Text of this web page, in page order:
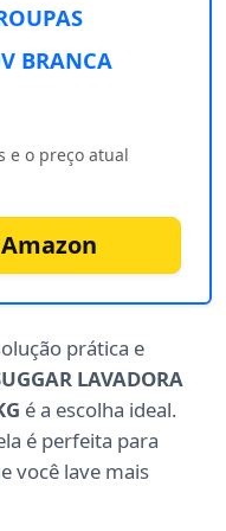
BRANCA
e o preço atual
prática e
LAVADORA
é a escolha ideal.
é perfeita para
você lave mais